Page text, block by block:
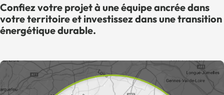
Confiez votre projet à une équipe ancrée dans
votre territoire et investissez dans une transition
énergétique durable.